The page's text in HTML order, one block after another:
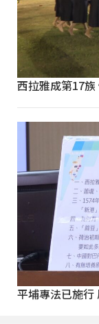
西拉雅成第17
平埔專法已施行